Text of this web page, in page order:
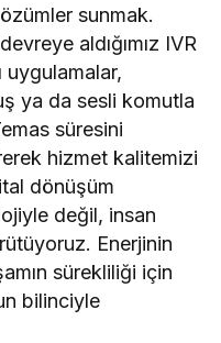
sunmak.
aldığımız IVR
uygulamalar,
ya da sesli komutla
süresini
hizmet kalitemizi
dönüşüm
değil, insan
Enerjinin
sürekliliği için
bilinciyle